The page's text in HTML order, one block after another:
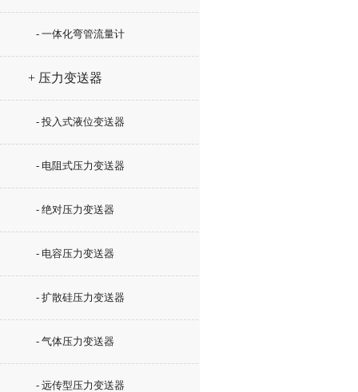
- 一体化弯管流量计
+ 压力变送器
- 投入式液位变送器
- 电阻式压力变送器
- 绝对压力变送器
- 电容压力变送器
- 扩散硅压力变送器
- 气体压力变送器
- 远传型压力变送器